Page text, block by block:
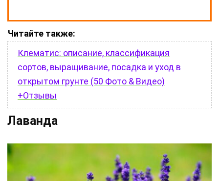
Читайте также:
Клематис: описание, классификация
сортов, выращивание, посадка и уход в
открытом грунте (50 Фото & Видео)
+Отзывы
Лаванда